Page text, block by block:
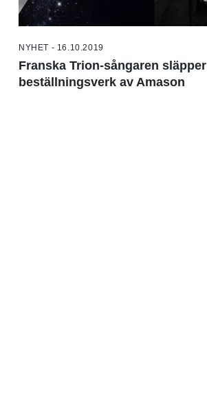
NYHET - 16.10.2019
Franska Trion-sångaren släpper
beställningsverk av Amason